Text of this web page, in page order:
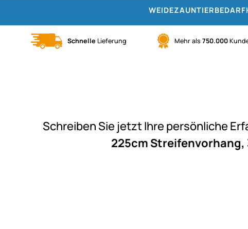
WEIDEZAUNTIERBEDARF
Schnelle Lieferung Mehr als 750.000
Schreiben Sie jetzt Ihre persönliche
225cm